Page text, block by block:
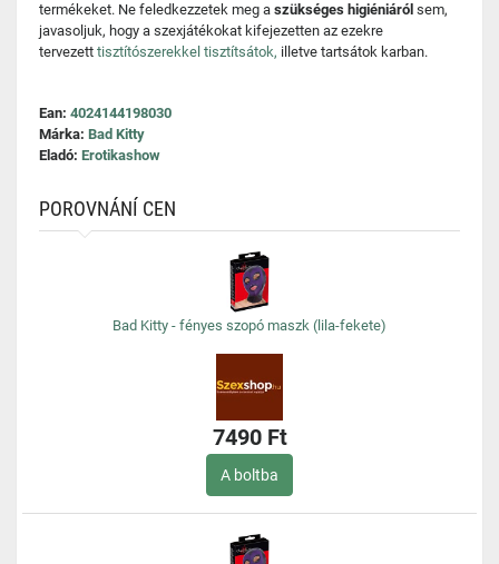
termékeket. Ne feledkezzetek meg a szükséges higiéniáról sem,
javasoljuk, hogy a szexjátékokat kifejezetten az ezekre
tervezett tisztítószerekkel tisztítsátok, illetve tartsátok karban.
Ean: 4024144198030
Márka: Bad Kitty
Eladó: Erotikashow
POROVNÁNÍ CEN
Bad Kitty - fényes szopó maszk (lila-fekete)
7490 Ft
A boltba